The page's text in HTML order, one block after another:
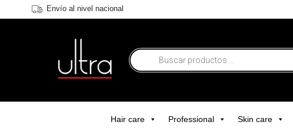
Envío al nivel nacional
Hair care Professional Skin care